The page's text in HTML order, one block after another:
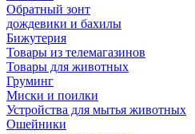
Обратный зонт
дождевики и бахилы
Бижутерия
Товары из телемагазинов
Товары для животных
Груминг
Миски и поилки
Устройства для мытья животных
Ошейники